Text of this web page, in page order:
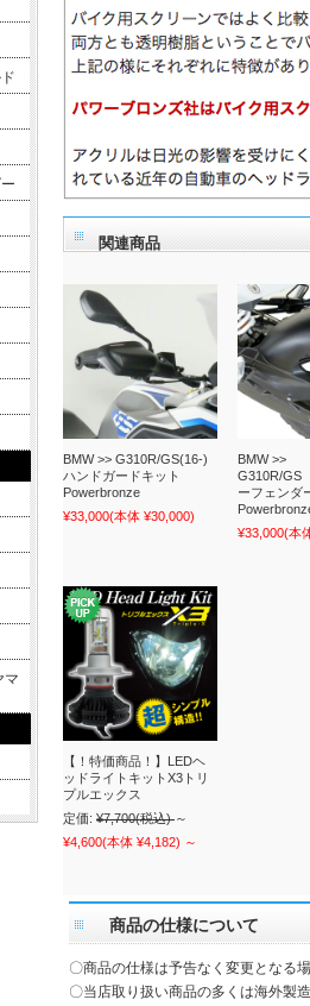
関連商品
BMW >> G310R/GS(16-)
ハンドガードキット
Powerbronze
¥33,000(本体 ¥30,000)
BMW >>
G310R/GS
ーフェンダ
¥33,000(本
【！特価商品！】LEDヘ
ッドライトキットX3トリ
プルエックス
定価: ¥7,700(税込) ～
¥4,600(本体 ¥4,182) ～
商品の仕様について
〇商品の仕様は予告なく変更となる
〇当店取り扱い商品の多くは海外製
マ